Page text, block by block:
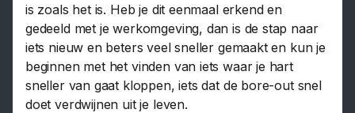
is zoals het is. Heb je dit eenmaal erkend en
gedeeld met je werkomgeving, dan is de stap naar
iets nieuw en beters veel sneller gemaakt en kun je
beginnen met het vinden van iets waar je hart
sneller van gaat kloppen, iets dat de bore-out snel
doet verdwijnen uit je leven.